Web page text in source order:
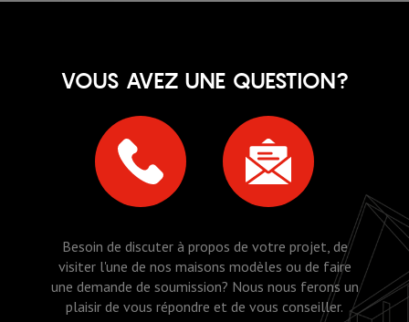
VOUS AVEZ UNE QUESTION?
Besoin de discuter à propos de votre projet, de
visiter l'une de nos maisons modèles ou de faire
une demande de soumission? Nous nous ferons un
plaisir de vous répondre et de vous conseiller.